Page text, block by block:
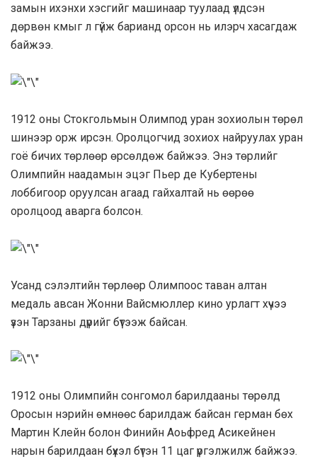
замын ихэнхи хэсгийг машинаар туулаад үлдсэн
дөрвөн кмыг л гүйж барианд орсон нь илэрч хасагдаж
байжээ.
1912 оны Стокгольмын Олимпод уран зохиолын төрөл
шинээр орж ирсэн. Оролцогчид зохиох найруулах уран
гоё бичих төрлөөр өрсөлдөж байжээ. Энэ төрлийг
Олимпийн наадамын эцэг Пьер де Кубертены
лоббигоор оруулсан агаад гайхалтай нь өөрөө
оролцоод аварга болсон.
Усанд сэлэлтийн төрлөөр Олимпоос таван алтан
медаль авсан Жонни Вайсмюллер кино урлагт хүчээ
үзэн Тарзаны дүрийг бүтээж байсан.
1912 оны Олимпийн сонгомол барилдааны төрөлд
Оросын нэрийн өмнөөс барилдаж байсан герман бөх
Мартин Клейн болон Финийн Аоьфред Асикейнен
нарын барилдаан бүхэл бүтэн 11 цаг үргэлжилж байжээ.